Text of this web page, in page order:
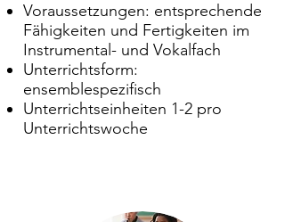
Voraussetzungen: entsprechende
Fähigkeiten und Fertigkeiten im
Instrumental- und Vokalfach
Unterrichtsform:
ensemblespezifisch
Unterrichtseinheiten 1-2 pro
Unterrichtswoche